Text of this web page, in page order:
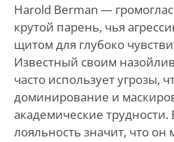
Harold Berman —
крутой парень, чья
щитом для глубоко
Известный своим
часто использует угрозы,
доминирование и
академические трудности.
лояльность значит, что он